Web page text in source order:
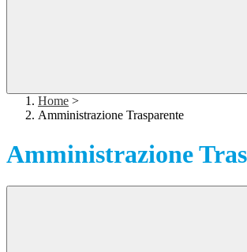
Home >
Amministrazione Trasparente
Amministrazione